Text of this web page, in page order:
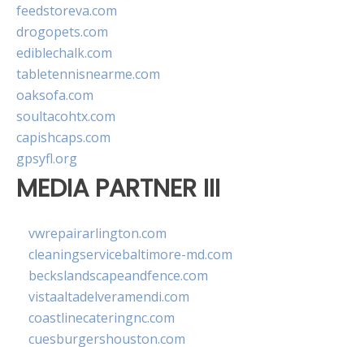
feedstoreva.com
drogopets.com
ediblechalk.com
tabletennisnearme.com
oaksofa.com
soultacohtx.com
capishcaps.com
gpsyfl.org
MEDIA PARTNER III
vwrepairarlington.com
cleaningservicebaltimore-md.com
beckslandscapeandfence.com
vistaaltadelveramendi.com
coastlinecateringnc.com
cuesburgershouston.com